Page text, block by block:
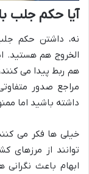
آیا حکم جلب
نه، داشتن حکم
الخروج هم هستید.
هم ربط پیدا می
مراجع صدور
داشته باشید اما
خیلی ها فکر می
توانند از مرزهای
ابهام باعث